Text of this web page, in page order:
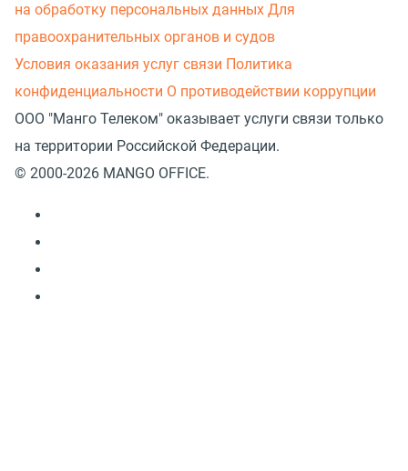
на обработку персональных данных Для
правоохранительных органов и судов
Условия оказания услуг связи Политика
конфиденциальности О противодействии коррупции
ООО "Манго Телеком" оказывает услуги связи только
на территории Российской Федерации.
© 2000-2026 MANGO OFFICE.